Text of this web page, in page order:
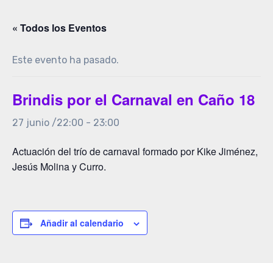
« Todos los Eventos
Este evento ha pasado.
Brindis por el Carnaval en Caño 18
27 junio /22:00 - 23:00
Actuación del trío de carnaval formado por Kike Jiménez,
Jesús Molina y Curro.
Añadir al calendario